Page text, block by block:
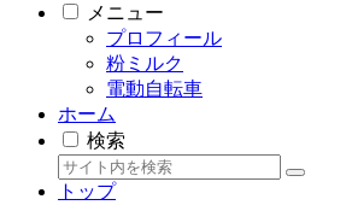
メニュー
プロフィール
粉ミルク
電動自転車
ホーム
検索
トップ